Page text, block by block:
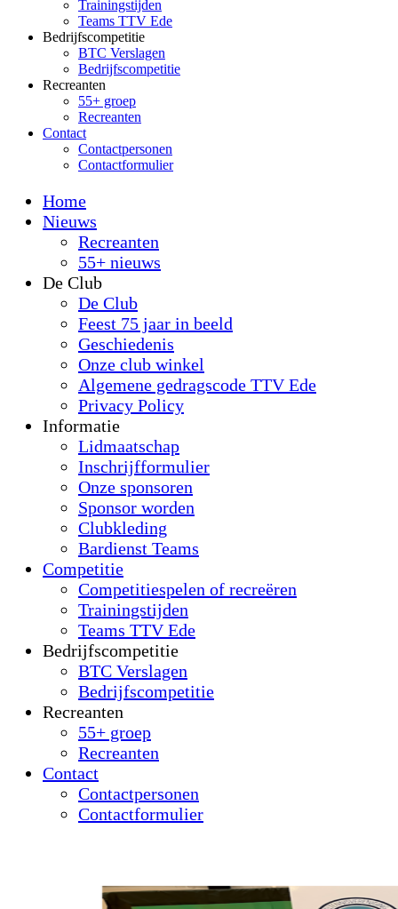
Trainingstijden
Teams TTV Ede
Bedrijfscompetitie
BTC Verslagen
Bedrijfscompetitie
Recreanten
55+ groep
Recreanten
Contact
Contactpersonen
Contactformulier
Home
Nieuws
Recreanten
55+ nieuws
De Club
De Club
Feest 75 jaar in beeld
Geschiedenis
Onze club winkel
Algemene gedragscode TTV Ede
Privacy Policy
Informatie
Lidmaatschap
Inschrijfformulier
Onze sponsoren
Sponsor worden
Clubkleding
Bardienst Teams
Competitie
Competitiespelen of recreëren
Trainingstijden
Teams TTV Ede
Bedrijfscompetitie
BTC Verslagen
Bedrijfscompetitie
Recreanten
55+ groep
Recreanten
Contact
Contactpersonen
Contactformulier